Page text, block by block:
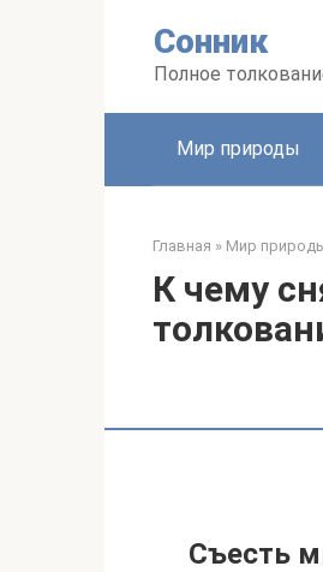
Сонник
Полное
Мир природы
Главная » Мир
К чему
Съесть